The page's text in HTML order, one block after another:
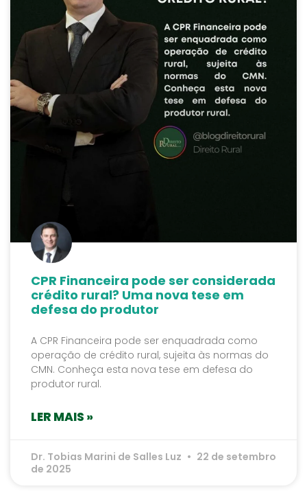
CPR Financeira pode ser considerada
crédito rural? Uma nova tese em
defesa do produtor
A CPR Financeira pode ser enquadrada como
operação de crédito rural, sujeita às normas do
CMN. Conheça esta nova tese em defesa do
produtor rural.
LER MAIS »
Dr. Tobias Marini de Salles Luz
22 de setembro
de 2025